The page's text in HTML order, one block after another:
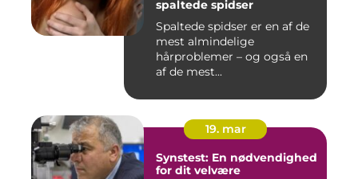
spaltede spidser
Spaltede spidser er en af de
mest almindelige
hårproblemer – og også en
af de mest...
19. mar
Synstest: En nødvendighed
for dit velvære